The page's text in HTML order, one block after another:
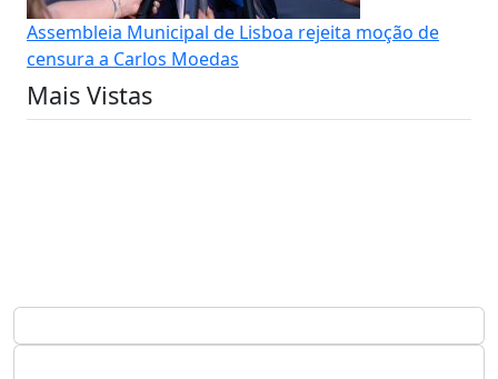
Assembleia Municipal de Lisboa rejeita moção de
censura a Carlos Moedas
Mais Vistas